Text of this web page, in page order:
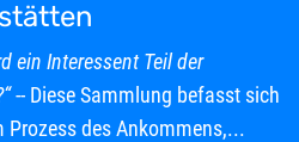
ein Interessent Teil der
-- Diese Sammlung befasst sich
Prozess des Ankommens,...